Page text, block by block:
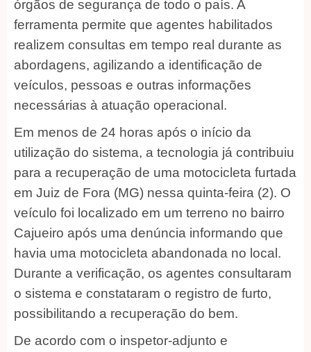
órgãos de segurança de todo o país. A
ferramenta permite que agentes habilitados
realizem consultas em tempo real durante as
abordagens, agilizando a identificação de
veículos, pessoas e outras informações
necessárias à atuação operacional.
Em menos de 24 horas após o início da
utilização do sistema, a tecnologia já contribuiu
para a recuperação de uma motocicleta furtada
em Juiz de Fora (MG) nessa quinta-feira (2). O
veículo foi localizado em um terreno no bairro
Cajueiro após uma denúncia informando que
havia uma motocicleta abandonada no local.
Durante a verificação, os agentes consultaram
o sistema e constataram o registro de furto,
possibilitando a recuperação do bem.
De acordo com o inspetor-adjunto e